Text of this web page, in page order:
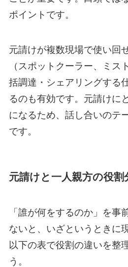
ポイントです。
元請けが複数現場で使い回
（スポットクーラー、ミス
括調達・シェアリングする
るのも有効です。元請けに
になるため、話し合いのテ
です。
元請けと一人親方の役割
「誰が何をするのか」を事
ないと、いざというときに
以下の表で役割の違いを整
う。